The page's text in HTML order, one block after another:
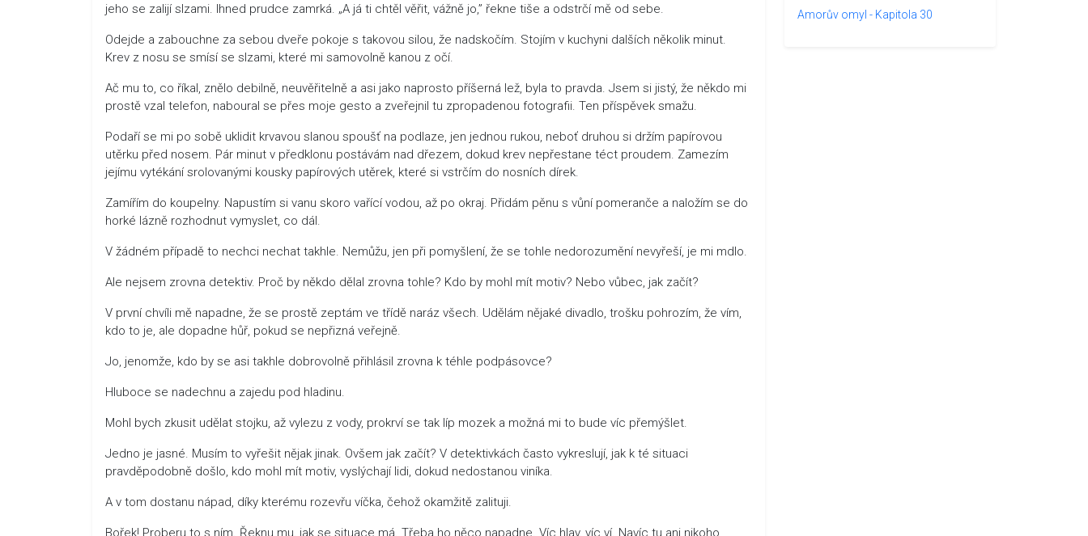
jeho se zalijí slzami. Ihned prudce zamrká. „A já ti chtěl věřit, vážně jo,” řekne tiše a odstrčí mě od sebe.
Odejde a zabouchne za sebou dveře pokoje s takovou silou, že nadskočím. Stojím v kuchyni dalších několik minut.
Krev z nosu se smísí se slzami, které mi samovolně kanou z očí.
Ač mu to, co říkal, znělo debilně, neuvěřitelně a asi jako naprosto příšerná lež, byla to pravda. Jsem si jistý, že někdo mi
prostě vzal telefon, naboural se přes moje gesto a zveřejnil tu zpropadenou fotografii. Ten příspěvek smažu.
Podaří se mi po sobě uklidit krvavou slanou spoušť na podlaze, jen jednou rukou, neboť druhou si držím papírovou
utěrku před nosem. Pár minut v předklonu postávám nad dřezem, dokud krev nepřestane téct proudem. Zamezím
jejímu vytékání srolovanými kousky papírových utěrek, které si vstrčím do nosních dírek.
Zamířím do koupelny. Napustím si vanu skoro vařící vodou, až po okraj. Přidám pěnu s vůní pomeranče a naložím se do
horké lázně rozhodnut vymyslet, co dál.
V žádném případě to nechci nechat takhle. Nemůžu, jen při pomyšlení, že se tohle nedorozumění nevyřeší, je mi mdlo.
Ale nejsem zrovna detektiv. Proč by někdo dělal zrovna tohle? Kdo by mohl mít motiv? Nebo vůbec, jak začít?
V první chvíli mě napadne, že se prostě zeptám ve třídě naráz všech. Udělám nějaké divadlo, trošku pohrozím, že vím,
kdo to je, ale dopadne hůř, pokud se nepřizná veřejně.
Jo, jenomže, kdo by se asi takhle dobrovolně přihlásil zrovna k téhle podpásovce?
Hluboce se nadechnu a zajedu pod hladinu.
Mohl bych zkusit udělat stojku, až vylezu z vody, prokrví se tak líp mozek a možná mi to bude víc přemýšlet.
Jedno je jasné. Musím to vyřešit nějak jinak. Ovšem jak začít? V detektivkách často vykreslují, jak k té situaci
pravděpodobně došlo, kdo mohl mít motiv, vyslýchají lidi, dokud nedostanou viníka.
A v tom dostanu nápad, díky kterému rozevřu víčka, čehož okamžitě zalituji.
Bořek! Proberu to s ním. Řeknu mu, jak se situace má. Třeba ho něco napadne. Víc hlav, víc ví. Navíc tu ani nikoho
Amorův omyl - Kapitola 30